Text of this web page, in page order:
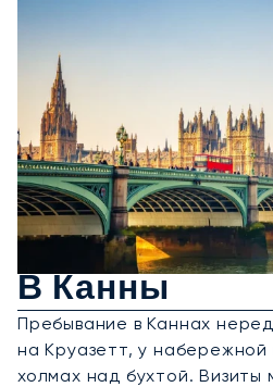
Аренда
В Канны
Пребывание в Каннах
на Круазетт, у набережной
холмах над бухтой. Визиты